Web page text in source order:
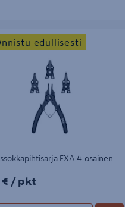
FXA 4-osainen
FXA 4-osainen
pkt
/ pkt
edullisesti